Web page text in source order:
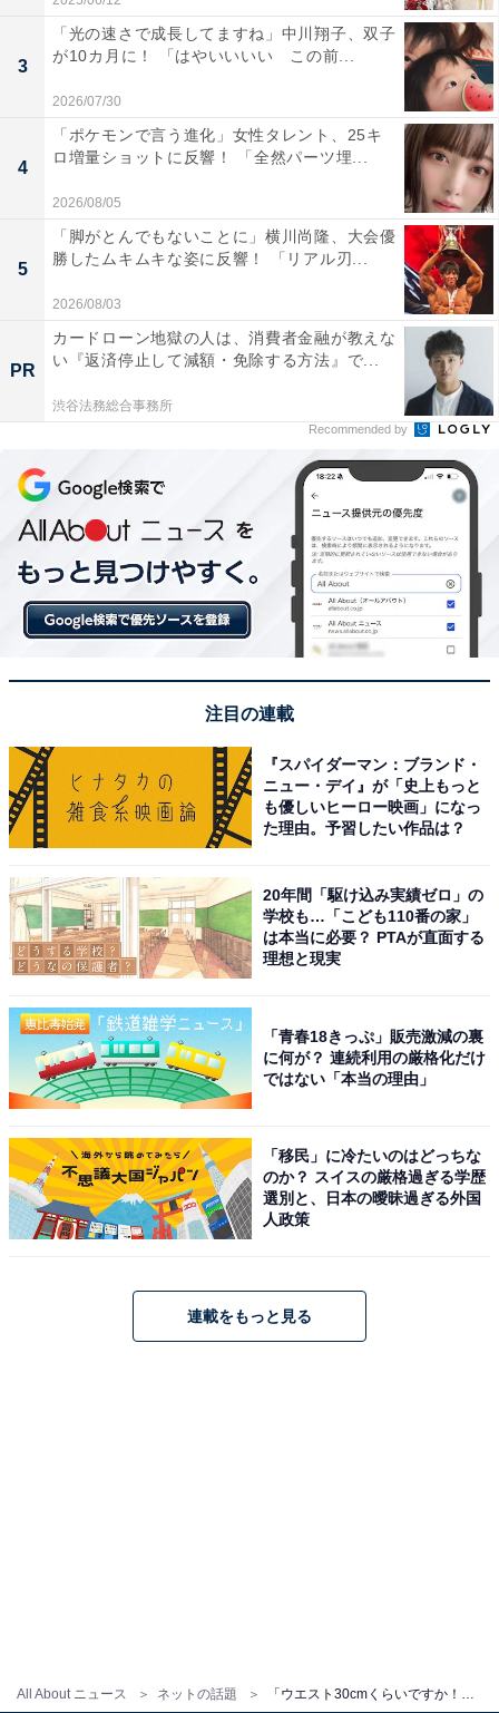
All About ニュース ネットの話題
3
「光の速さで成長してますね」中川翔子、双子
が10カ月に！ 「はやいいいい この前...
2026/07/30
4
「ポケモンで言う進化」女性タレント、25キ
ロ増量ショットに反響！ 「全然パーツ埋...
2026/08/05
5
「脚がとんでもないことに」横川尚隆、大会優
勝したムキムキな姿に反響！ 「リアル刃...
2026/08/03
PR
カードローン地獄の人は、消費者金融が教えな
い『返済停止して減額・免除する方法』で...
渋谷法務総合事務所
Recommended by
注目の連載
『スパイダーマン：ブランド・
ニュー・デイ』が「史上もっと
も優しいヒーロー映画」になっ
た理由。予習したい作品は？
20年間「駆け込み実績ゼロ」の
学校も…「こども110番の家」
は本当に必要？ PTAが直面する
理想と現実
「青春18きっぷ」販売激減の裏
に何が？ 連続利用の厳格化だけ
ではない「本当の理由」
「移民」に冷たいのはどっちな
のか？ スイスの厳格過ぎる学歴
選別と、日本の曖昧過ぎる外国
人政策
連載をもっと見る